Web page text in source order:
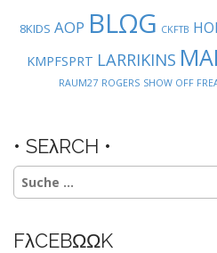
8KIDS AOP BLΩG CKFTB
KMPFSPRT LARRIKINS
RAUM27 ROGERS SHOW OFF
• SEλRCH •
Suche
nach:
FλCEBΩΩK